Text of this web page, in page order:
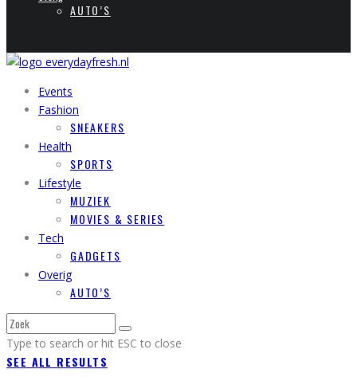
AUTO’S
Events
Fashion
SNEAKERS
Health
SPORTS
Lifestyle
MUZIEK
MOVIES & SERIES
Tech
GADGETS
Overig
AUTO’S
Type to search or hit ESC to close
SEE ALL RESULTS